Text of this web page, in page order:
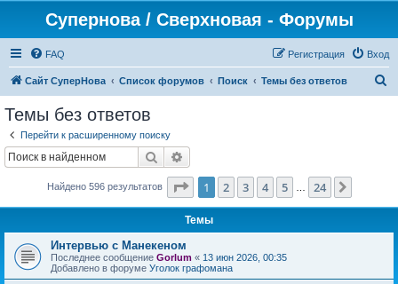
Супернова / Сверхновая - Форумы
FAQ Вход
Регистрация
Сайт СуперНова Список форумов Поиск Темы без ответов
Темы без ответов
Перейти к расширенному поиску
Поиск
Найдено 596 результатов Страница из 24
1 2 3 4 5 24
Темы
Интервью с Манекеном
Последнее сообщение Gorlum « 13 июн 2026, 00:35
Добавлено в форуме Уголок графомана